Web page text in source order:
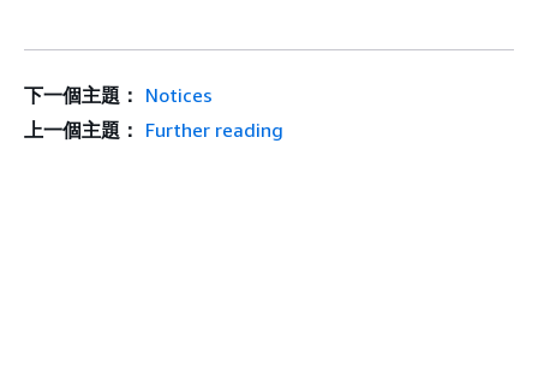
下一個主題： Notices
上一個主題： Further reading